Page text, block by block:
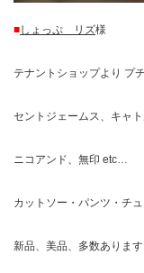
■しょっぷ リズ様
テナントショップより プ
セントジェームス、キャ
ニコアンド、無印 etc…
カットソー・パンツ・チ
新品、美品、多数ありま